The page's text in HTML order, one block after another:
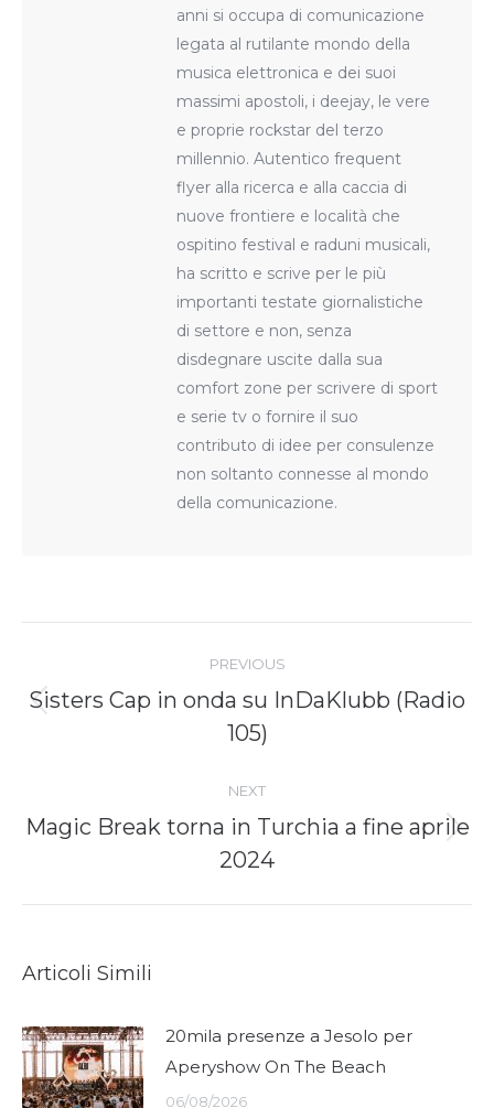
anni si occupa di comunicazione
legata al rutilante mondo della
musica elettronica e dei suoi
massimi apostoli, i deejay, le vere
e proprie rockstar del terzo
millennio. Autentico frequent
flyer alla ricerca e alla caccia di
nuove frontiere e località che
ospitino festival e raduni musicali,
ha scritto e scrive per le più
importanti testate giornalistiche
di settore e non, senza
disdegnare uscite dalla sua
comfort zone per scrivere di sport
e serie tv o fornire il suo
contributo di idee per consulenze
non soltanto connesse al mondo
della comunicazione.
PREVIOUS
Previous
post:
Sisters Cap in onda su InDaKlubb (Radio
105)
NEXT
Next
post:
Magic Break torna in Turchia a fine aprile
2024
Articoli Simili
20mila presenze a Jesolo per
Aperyshow On The Beach
06/08/2026